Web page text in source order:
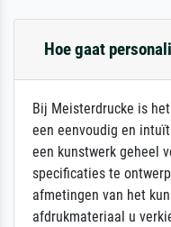
Hoe gaat
Bij Meisterdrucke is
een eenvoudig en
een kunstwerk geheel
specificaties te
afmetingen van het
afdrukmateriaal u